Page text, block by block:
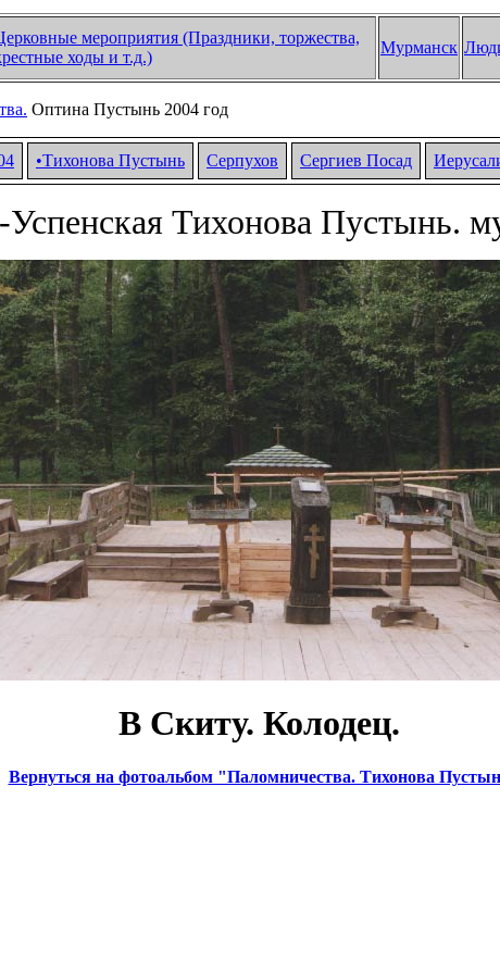
мероприятия (Праздники, торжества,
ходы и т.д.)
Мурманск
Оптина Пустынь 2004 год
•Тихонова Пустынь Серпухов Сергиев Посад
Успенская Тихонова Пустынь.
В Скиту. Колодец.
Вернуться на фотоальбом "Паломничества. Тихонова